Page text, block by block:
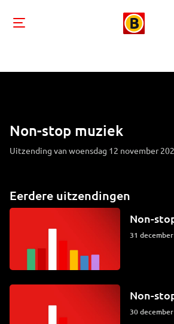
Non-stop muziek
Uitzending van woensdag 12 november
Eerdere uitzendingen
Non-
31
Non-
30